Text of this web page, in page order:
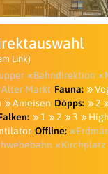
Link)
Bahndirektion
Alter Markt Fauna:
Ameisen Döpps: 2
1 2 3
Offline:
Kirchplatz